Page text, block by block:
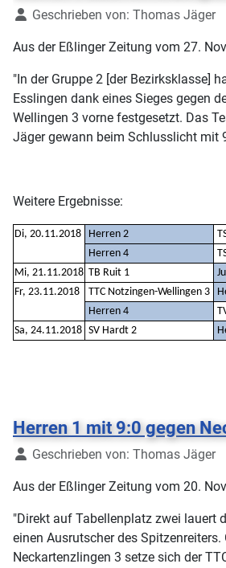
DetailsGeschrieben von: Thomas Jäger
Aus der Eßlinger Zeitung vom 27.
"In der Gruppe 2 [der Bezirksklasse]
Esslingen dank eines Sieges gegen
Wellingen 3 vorne festgesetzt. Das
Jäger gewann beim Schlusslicht mit
Weitere Ergebnisse:
Di, 20.11.2018 Herren 2
Herren 4
Mi, 21.11.2018 TB Ruit 1
Fr, 23.11.2018
TTC Notzingen-Wellingen 3
Herren 4
Sa, 24.11.2018 SV Hardt 2
Herren 1 mit 9:0 gegen
DetailsGeschrieben von: Thomas Jäger
Aus der Eßlinger Zeitung vom 20.
"Direkt auf Tabellenplatz zwei lauert
einen Ausrutscher des Spitzenreiters.
Neckartenzlingen 3 setze sich der